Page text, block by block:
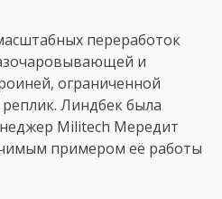
переработок
и
ограниченной
Линдбек была
Militech Мередит
примером её работы